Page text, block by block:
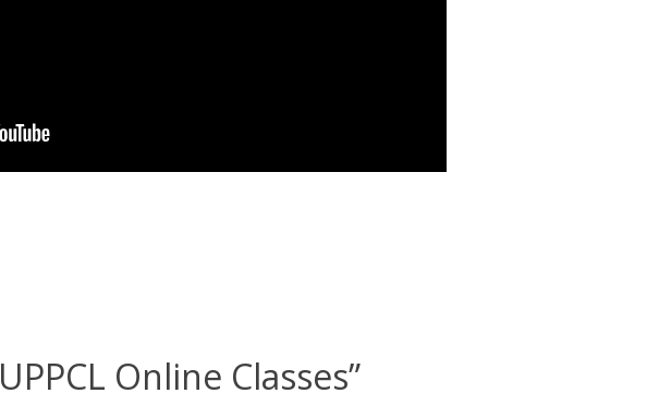
UPPCL Online Classes”